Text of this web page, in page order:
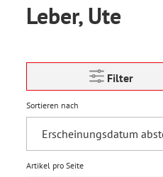
Leber, Ute
Filter
Sortieren nach
Artikel pro Seite